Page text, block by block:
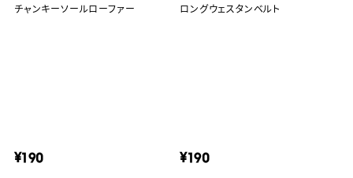
チャンキーソールローファー
¥190
ロングウェスタンベルト
¥190